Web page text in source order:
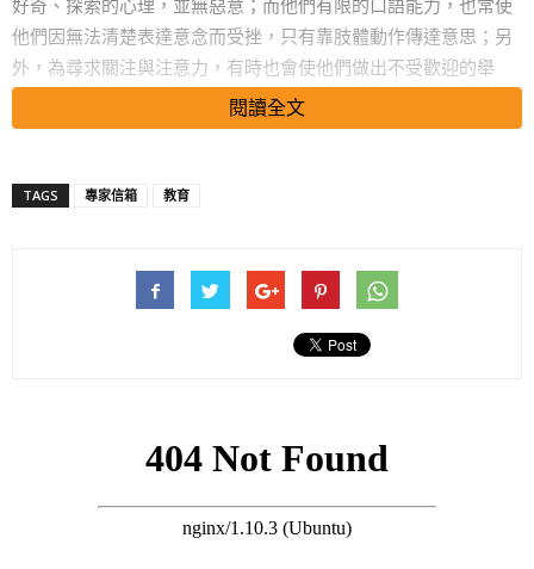
好奇、探索的心理，並無惡意；而他們有限的口語能力，也常使
他們因無法清楚表達意念而受挫，只有靠肢體動作傳達意思；另
外，為尋求關注與注意力，有時也會使他們做出不受歡迎的舉
為了確保孩子因探索環境、尋求關注，或因自我中心而引發的無
惡意的攻擊性行為，不會演變成具敵意的行為，並早點教兒子學
習怎樣的行為是不被接受的，父母必須有效地做到以下幾點︰
如果兒子用手拉扯姐姐頭髮或用口咬，要立刻阻止，並且立刻
閱讀全文
TAGS 專家信箱 教育